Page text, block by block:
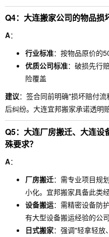
Q4：大连搬家公司的物品损
A：
行业标准：按物品原价的
优质公司标准：破损先行
险覆盖
建议：签合同前明确"损坏赔付
后纠纷。大连宜邦搬家承诺透明
Q5：大连厂房搬迁、大连设
殊要求？
A：
厂房搬迁：需专业项目规
小化。宜邦搬家具备此类
设备搬运：需精密设备防
有大型设备搬运经验的公司
日式搬家：强调"轻拿轻放